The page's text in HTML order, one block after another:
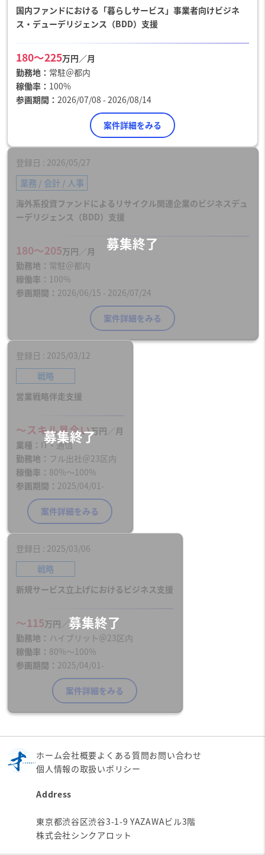
国内ファンドにおける「暮らしサービス」事業者向けビジネ
ス・デューデリジェンス（BDD）支援
180〜225万円／月
勤務地
常駐＠都内
稼働率
100%
参画期間
2026/07/08 - 2026/08/14
案件詳細をみる
登録日 2026/05/27
業務 / 会計 / 人事
海外系投資ファンドによるリサイクル関連企業のビジネスデュ
ーデリジェンス（BDD）支援
180〜205万円／月
勤務地
常駐＠都内
稼働率
100%
参画期間
2026/06/15 - 2026/07/24
案件詳細をみる
登録日 2025/03/12
戦略
営業戦略伴走支援
〜スキル見合い万円／月
業種
IT・通信
勤務地
フル出社＠23区内
稼働率
80%〜100%
参画期間
2025/04/01-
案件詳細をみる
登録日 2025/03/06
戦略
新規サービス立上げにおけるビジネス支援
〜115万円／月
勤務地
ハイブリット＠23区内
稼働率
80%〜100%
参画期間
2025/04/01-
案件詳細をみる
ホーム会社概要よくある質問お問い合わせ
個人情報の取扱いポリシー
Address
東京都渋谷区渋谷3-1-9 YAZAWAビル3階
株式会社シンクアロット